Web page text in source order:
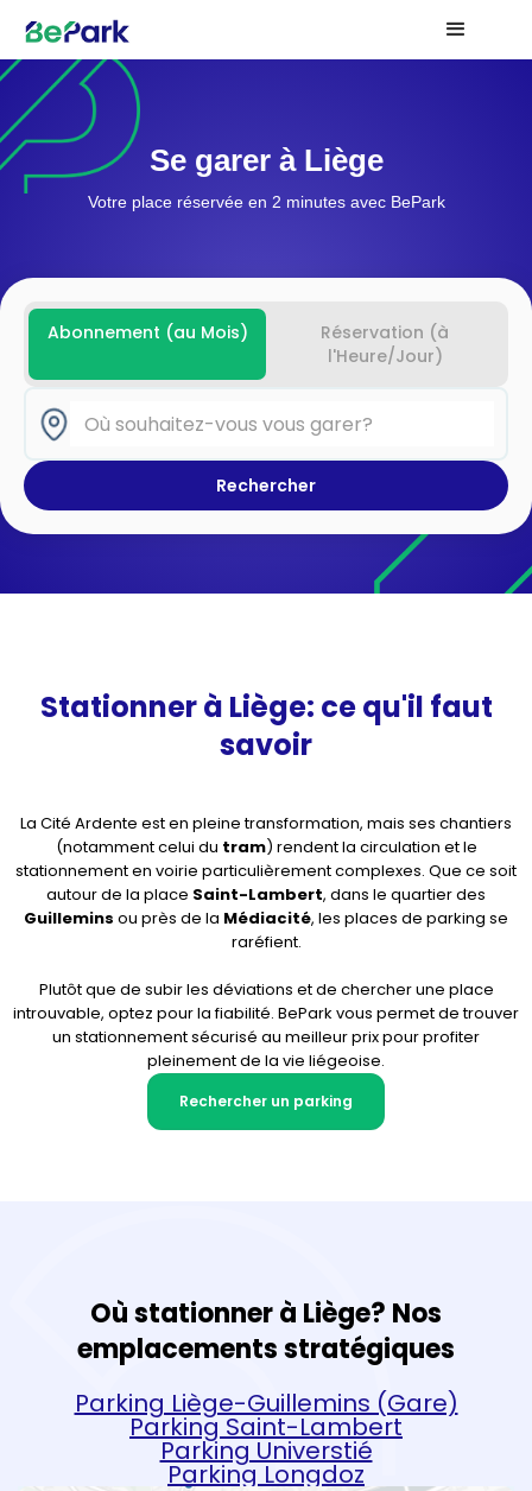
Se garer à Liège
Votre place réservée en 2 minutes avec BePark
Abonnement (au Mois)
Réservation (à
l'Heure/Jour)
Stationner à Liège: ce qu'il faut
savoir
La Cité Ardente est en pleine transformation, mais ses chantiers
(notamment celui du tram) rendent la circulation et le
stationnement en voirie particulièrement complexes. Que ce soit
autour de la place Saint-Lambert, dans le quartier des
Guillemins ou près de la Médiacité, les places de parking se
raréfient.
Plutôt que de subir les déviations et de chercher une place
introuvable, optez pour la fiabilité. BePark vous permet de trouver
un stationnement sécurisé au meilleur prix pour profiter
pleinement de la vie liégeoise.
Rechercher un parking
Où stationner à Liège? Nos
emplacements stratégiques
Parking Liège-Guillemins (Gare)
Parking Saint-Lambert
Parking Universtié
Parking Longdoz